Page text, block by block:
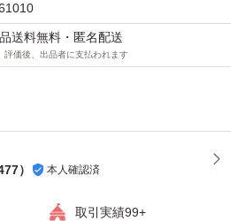
送料無料・匿名配送
評価後、出品者に支払われます
） 本人確認済
取引実績99+